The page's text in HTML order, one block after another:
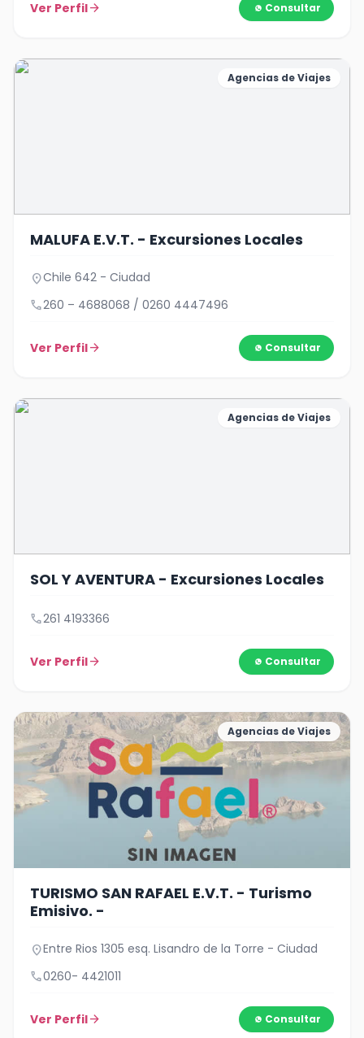
Ver Perfilarrow_forward Consultar
Agencias de Viajes
MALUFA E.V.T. - Excursiones Locales
location_onChile 642 - Ciudad
call260 – 4688068 / 0260 4447496
Ver Perfilarrow_forward Consultar
Agencias de Viajes
SOL Y AVENTURA - Excursiones Locales
call261 4193366
Ver Perfilarrow_forward Consultar
Agencias de Viajes
TURISMO SAN RAFAEL E.V.T. - Turismo
Emisivo. -
location_onEntre Rios 1305 esq. Lisandro de la Torre - Ciudad
call0260- 4421011
Ver Perfilarrow_forward Consultar